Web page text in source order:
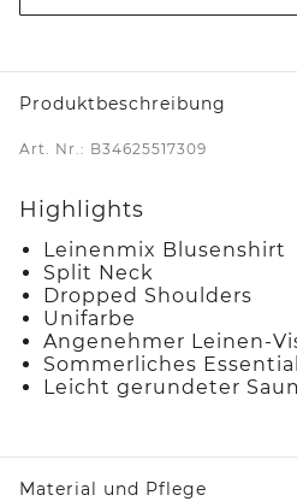
Produktbeschreibung
Art. Nr.: B34625517309
Highlights
Leinenmix Blusenshirt
Split Neck
Dropped Shoulders
Unifarbe
Angenehmer Leinen-
Sommerliches Essential
Leicht gerundeter
Material und Pflege